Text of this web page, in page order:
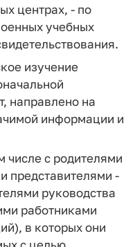
центрах, - по
учебных
изучение
направлено на
информации и
числе с родителями
представителями -
руководства
работниками
в которых они